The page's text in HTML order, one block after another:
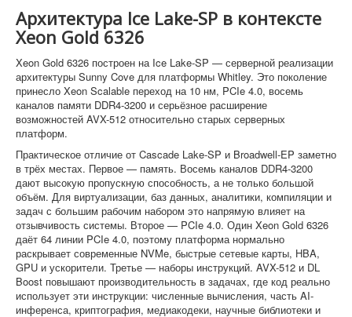
Архитектура Ice Lake-SP в контексте
Xeon Gold 6326
Xeon Gold 6326 построен на Ice Lake-SP — серверной реализации
архитектуры Sunny Cove для платформы Whitley. Это поколение
принесло Xeon Scalable переход на 10 нм, PCIe 4.0, восемь
каналов памяти DDR4-3200 и серьёзное расширение
возможностей AVX-512 относительно старых серверных
платформ.
Практическое отличие от Cascade Lake-SP и Broadwell-EP заметно
в трёх местах. Первое — память. Восемь каналов DDR4-3200
дают высокую пропускную способность, а не только большой
объём. Для виртуализации, баз данных, аналитики, компиляции и
задач с большим рабочим набором это напрямую влияет на
отзывчивость системы. Второе — PCIe 4.0. Один Xeon Gold 6326
даёт 64 линии PCIe 4.0, поэтому платформа нормально
раскрывает современные NVMe, быстрые сетевые карты, HBA,
GPU и ускорители. Третье — наборы инструкций. AVX-512 и DL
Boost повышают производительность в задачах, где код реально
использует эти инструкции: численные вычисления, часть AI-
инференса, криптография, медиакодеки, научные библиотеки и